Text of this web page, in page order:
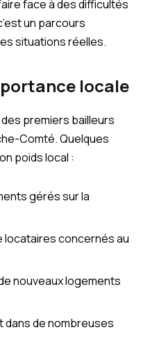
face à des difficultés
un parcours
situations réelles.
locale
des premiers bailleurs
Comté. Quelques
poids local :
gérés sur la
locataires concernés au
nouveaux logements
dans de nombreuses